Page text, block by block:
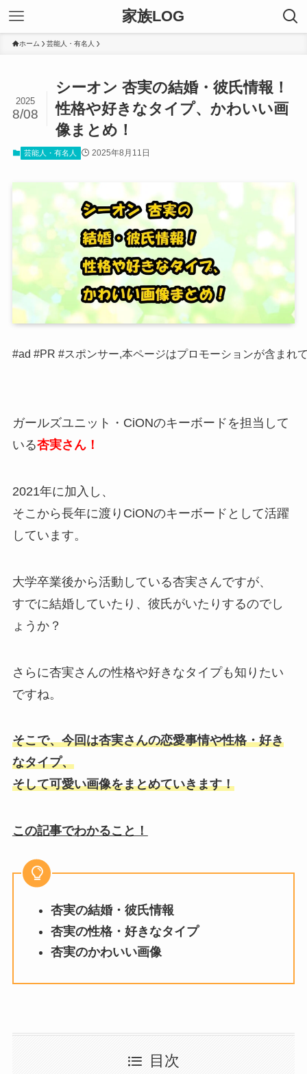
家族LOG
ホーム 芸能人・有名人
シーオン 杏実の結婚・彼氏情報！
性格や好きなタイプ、かわいい画
像まとめ！
2025
8/08
芸能人・有名人 2025年8月11日
#ad #PR #スポンサー,本ページはプロモーションが含まれ
ガールズユニット・CiONのキーボードを担当して
いる杏実さん！
2021年に加入し、
そこから長年に渡りCiONのキーボードとして活躍
しています。
大学卒業後から活動している杏実さんですが、
すでに結婚していたり、彼氏がいたりするのでし
ょうか？
さらに杏実さんの性格や好きなタイプも知りたい
ですね。
そこで、今回は杏実さんの恋愛事情や性格・好き
なタイプ、
そして可愛い画像をまとめていきます！
この記事でわかること！
杏実の結婚・彼氏情報
杏実の性格・好きなタイプ
杏実のかわいい画像
目次